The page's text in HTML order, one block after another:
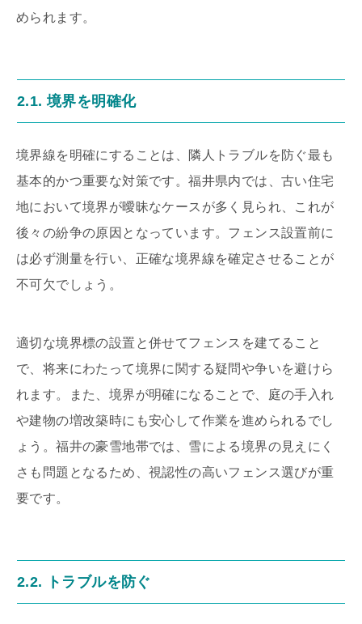
められます。
2.1. 境界を明確化
境界線を明確にすることは、隣人トラブルを防ぐ最も
基本的かつ重要な対策です。福井県内では、古い住宅
地において境界が曖昧なケースが多く見られ、これが
後々の紛争の原因となっています。フェンス設置前に
は必ず測量を行い、正確な境界線を確定させることが
不可欠でしょう。
適切な境界標の設置と併せてフェンスを建てること
で、将来にわたって境界に関する疑問や争いを避けら
れます。また、境界が明確になることで、庭の手入れ
や建物の増改築時にも安心して作業を進められるでし
ょう。福井の豪雪地帯では、雪による境界の見えにく
さも問題となるため、視認性の高いフェンス選びが重
要です。
2.2. トラブルを防ぐ